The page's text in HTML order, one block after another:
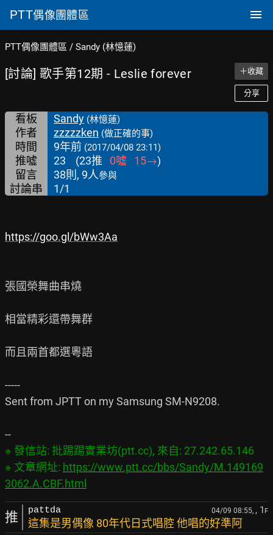
PTT偶像團體區
PTT偶像團體區 / Sandy (林憶蓮)
[討論] 歌手第12期 - Leslie forever ＋收藏
分享
看板 Sandy (林憶蓮)
作者 zzzzzken (做正確的事)
時間 9年前 (2017/04/08 23:11)
推噓 23 (23推 0噓 15→)
留言
38則, 9人參與
討論串 1/1
https://goo.gl/bWw3Aa
張國榮舞曲串燒
相當精彩還帶舞群
而且兩首都選粵語
-----
Sent from JPTT on my Samsung SM-N9208.
※ 發信站: 批踢踢實業坊(ptt.cc), 來自: 27.242.65.146
※ 文章網址: https://www.ptt.cc/bbs/Sandy/M.149169
3062.A.CBF.html
推 pattda 04/09 08:55, , 1 F
這集是男偶像 80年代日式唱腔 他唱的好準阿